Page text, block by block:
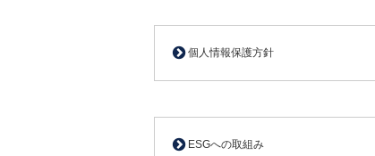
個人情報保護方針
ESGへの取組み